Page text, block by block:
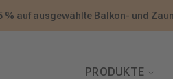
% auf ausgewählte Balkon- und
PRODUKTE